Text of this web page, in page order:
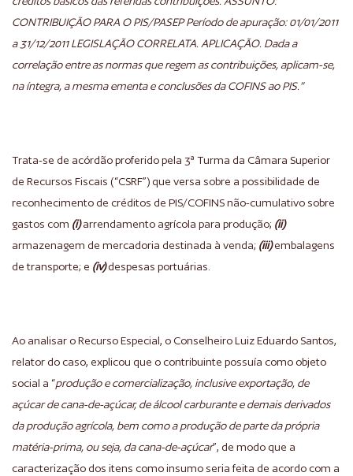
CONTRIBUIÇÃO PARA O PIS/PASEP Período de apuração: 01/01/2011
a 31/12/2011 LEGISLAÇÃO CORRELATA. APLICAÇÃO. Dada a
correlação entre as normas que regem as contribuições, aplicam-se,
na íntegra, a mesma ementa e conclusões da COFINS ao PIS.”
Trata-se de acórdão proferido pela 3ª Turma da Câmara Superior
de Recursos Fiscais (“CSRF”) que versa sobre a possibilidade de
reconhecimento de créditos de PIS/COFINS não-cumulativo sobre
gastos com (i)arrendamento agrícola para produção; (ii)
armazenagem de mercadoria destinada à venda; (iii)embalagens
de transporte; e (iv)despesas portuárias.
Ao analisar o Recurso Especial, o Conselheiro Luiz Eduardo Santos,
relator do caso, explicou que o contribuinte possuía como objeto
social a “produção e comercialização, inclusive exportação, de
açúcar de cana-de-açúcar, de álcool carburante e demais derivados
da produção agrícola, bem como a produção de parte da própria
matéria-prima, ou seja, da cana-de-açúcar”, de modo que a
caracterização dos itens como insumo seria feita de acordo com a